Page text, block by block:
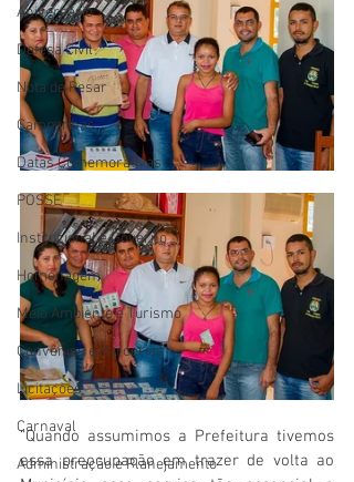
Aniversário
Defesa Civil
Nota de Pesar
Campanhas
Datas Comemorativas
POSSE
Institucional e Governo
Homenagem
Meio Ambiente e Turismo
Convênios e Parcerias
Licitações
Carnaval
Administração e Planejamento
“Quando assumimos a Prefeitura tivemos
essa preocupação em trazer de volta ao